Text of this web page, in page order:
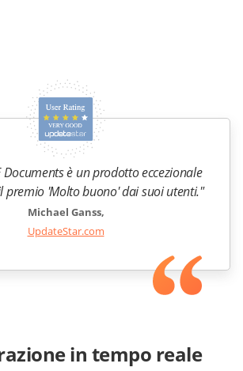
Documents è un prodotto eccezionale
premio 'Molto buono' dai suoi utenti."
Michael Ganss,
UpdateStar.com
in tempo reale